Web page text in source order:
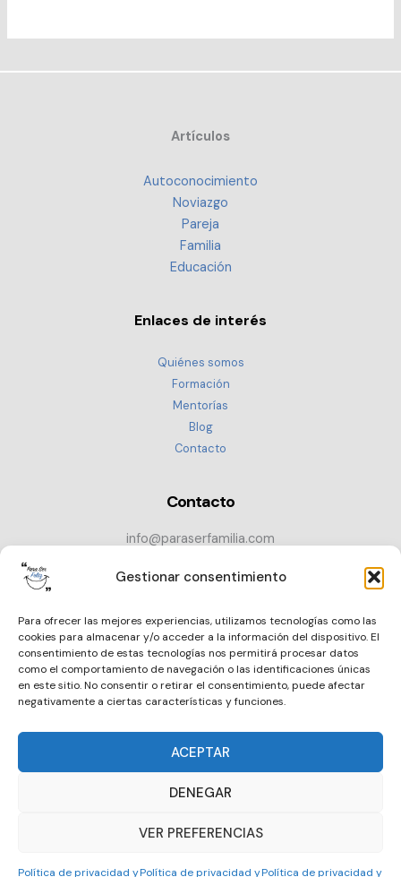
Gestionar consentimiento
Para ofrecer las mejores experiencias, utilizamos tecnologías como las
cookies para almacenar y/o acceder a la información del dispositivo. El
consentimiento de estas tecnologías nos permitirá procesar datos
como el comportamiento de navegación o las identificaciones únicas
en este sitio. No consentir o retirar el consentimiento, puede afectar
negativamente a ciertas características y funciones.
ACEPTAR
DENEGAR
VER PREFERENCIAS
Política de privacidad yPolítica de privacidad yPolítica de privacidad y
Artículos
Autoconocimiento
Noviazgo
Pareja
Familia
Educación
Enlaces de interés
Quiénes somos
Formación
Mentorías
Blog
Contacto
Contacto
info@paraserfamilia.com
CONTACTAR